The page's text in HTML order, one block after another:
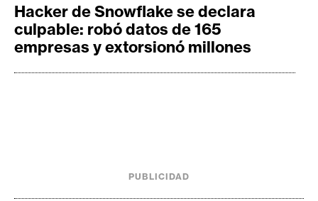
Hacker de Snowflake se declara
culpable: robó datos de 165
empresas y extorsionó millones
PUBLICIDAD